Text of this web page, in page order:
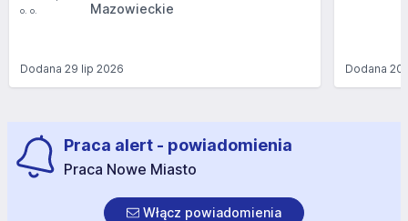
Mazowieckie
Dodana 29 lip 2026 Dodana20
Praca alert - powiadomienia
Praca Nowe Miasto
Włącz powiadomienia